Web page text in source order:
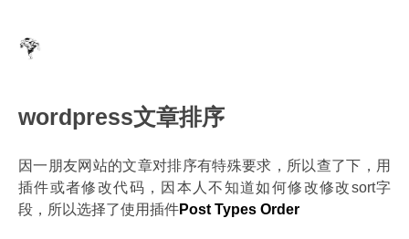
wordpress文章排序
因一朋友网站的文章对排序有特殊要求，所以查了下，用
插件或者修改代码，因本人不知道如何修改修改sort字
段，所以选择了使用插件Post Types Order